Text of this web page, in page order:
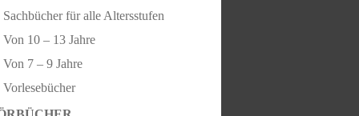
Sachbücher für alle Altersstufen
Von 10 – 13 Jahre
Von 7 – 9 Jahre
Vorlesebücher